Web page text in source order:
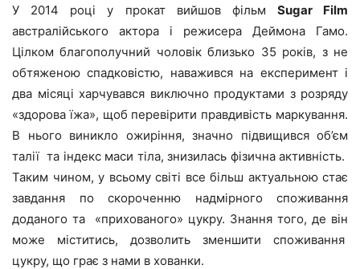
У 2014 році у прокат вийшов фільм Sugar Film
австралійського актора і режисера Деймона Гамо.
Цілком благополучний чоловік близько 35 років, з не
обтяженою спадковістю, наважився на експеримент і
два місяці харчувався виключно продуктами з розряду
«здорова їжа», щоб перевірити правдивість маркування.
В нього виникло ожиріння, значно підвищився об’єм
талії та індекс маси тіла, знизилась фізична активність.
Таким чином, у всьому світі все більш актуальною стає
завдання по скороченню надмірного споживання
доданого та «прихованого» цукру. Знання того, де він
може міститись, дозволить зменшити споживання
цукру, що грає з нами в хованки.